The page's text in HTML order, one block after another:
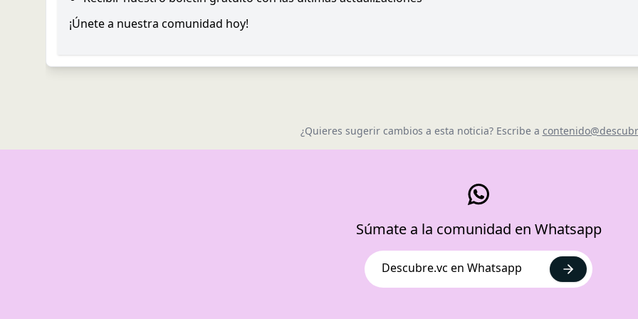
¡Únete a nuestra comunidad hoy!
¿Quieres sugerir cambios a esta noticia? Escribe a
Súmate a la comunidad en Whatsapp
Descubre.vc en Whatsapp